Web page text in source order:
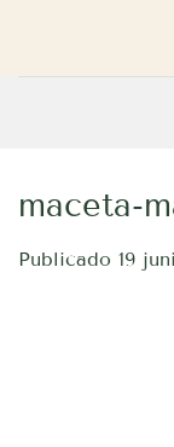
maceta-
Publicado 19